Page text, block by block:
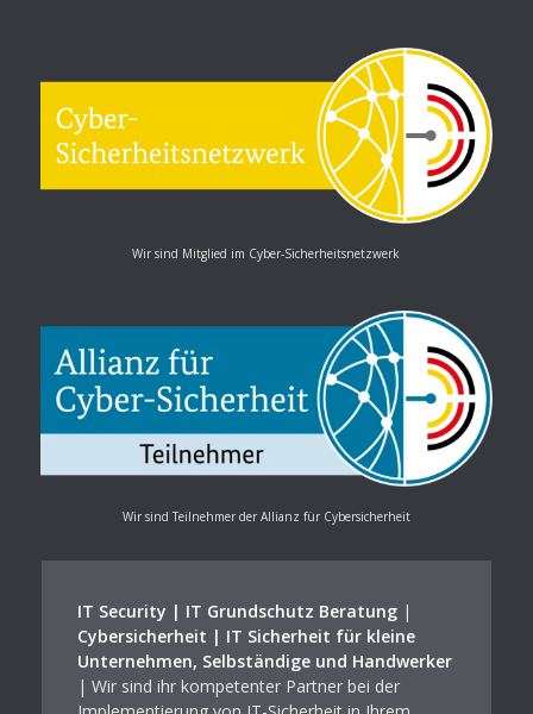
Wir sind Mitglied im Cyber-Sicherheitsnetzwerk
Wir sind Teilnehmer der Allianz für Cybersicherheit
IT Security | IT Grundschutz Beratung|
Cybersicherheit | IT Sicherheit für kleine
Unternehmen, Selbständige und Handwerker
| Wir sind ihr kompetenter Partner bei der